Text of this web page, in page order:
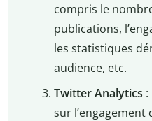
compris le
publications,
les statistiques
audience, etc.
Twitter Analytics
sur